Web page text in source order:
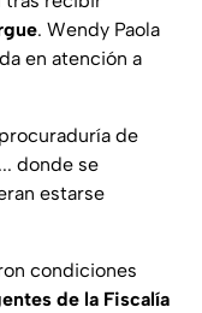
. Wendy Paola
en atención a
de
donde se
estarse
condiciones
de la Fiscalía